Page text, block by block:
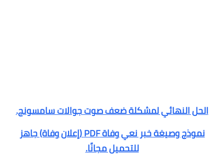
الحل النهائي لمشكلة ضعف صوت جوالات سامسونج.
نموذج وصيغة خبر نعي وفاة PDF (إعلان وفاة) جاهز
للتحميل مجانًا.